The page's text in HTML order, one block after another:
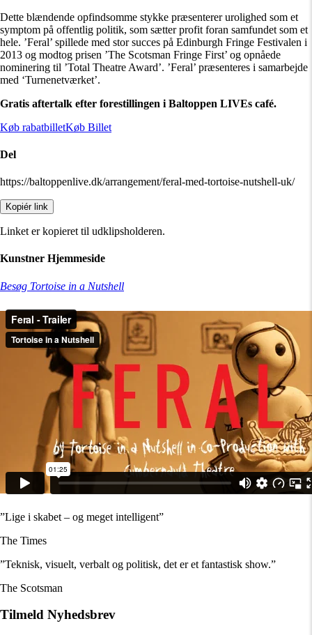
Dette blændende opfindsomme stykke præsenterer urolighed som et
symptom på offentlig politik, som sætter profit foran samfundet som et
hele. ’Feral’ spillede med stor succes på Edinburgh Fringe Festivalen i
2013 og modtog prisen ’The Scotsman Fringe First’ og opnåede
nominering til ’Total Theatre Award’. ’Feral’ præsenteres i samarbejde
med ‘Turnenetværket’.
Gratis aftertalk efter forestillingen i Baltoppen LIVEs café.
Køb rabatbilletKøb Billet
Del
https://baltoppenlive.dk/arrangement/feral-med-tortoise-nutshell-uk/
Kopiér link
Linket er kopieret til udklipsholderen.
Kunstner Hjemmeside
Besøg Tortoise in a Nutshell
”Lige i skabet – og meget intelligent”
The Times
”Teknisk, visuelt, verbalt og politisk, det er et fantastisk show.”
The Scotsman
Tilmeld Nyhedsbrev